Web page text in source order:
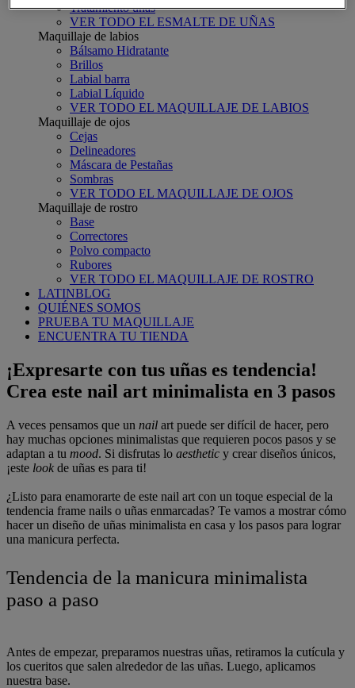
Tratamiento uñas
VER TODO EL ESMALTE DE UÑAS
Maquillaje de labios
Bálsamo Hidratante
Brillos
Labial barra
Labial Líquido
VER TODO EL MAQUILLAJE DE LABIOS
Maquillaje de ojos
Cejas
Delineadores
Máscara de Pestañas
Sombras
VER TODO EL MAQUILLAJE DE OJOS
Maquillaje de rostro
Base
Correctores
Polvo compacto
Rubores
VER TODO EL MAQUILLAJE DE ROSTRO
LATINBLOG
QUIÉNES SOMOS
PRUEBA TU MAQUILLAJE
ENCUENTRA TU TIENDA
¡Expresarte con tus uñas es tendencia!
Crea este nail art minimalista en 3 pasos
A veces pensamos que un nail art puede ser difícil de hacer, pero
hay muchas opciones minimalistas que requieren pocos pasos y se
adaptan a tu mood. Si disfrutas lo aesthetic y crear diseños únicos,
¡este look de uñas es para ti!
¿Listo para enamorarte de este nail art con un toque especial de la
tendencia frame nails o uñas enmarcadas? Te vamos a mostrar cómo
hacer un diseño de uñas minimalista en casa y los pasos para lograr
una manicura perfecta.
Tendencia de la manicura minimalista
paso a paso
Antes de empezar, preparamos nuestras uñas, retiramos la cutícula y
los cueritos que salen alrededor de las uñas. Luego, aplicamos
nuestra base.